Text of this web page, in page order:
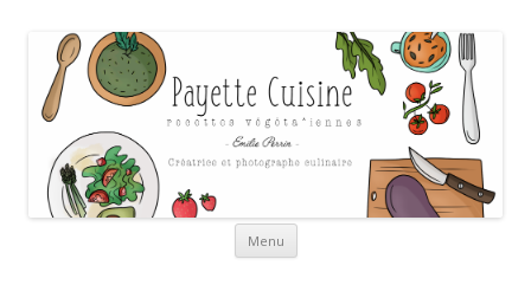
Payette cuisine
Menu Aller au contenu